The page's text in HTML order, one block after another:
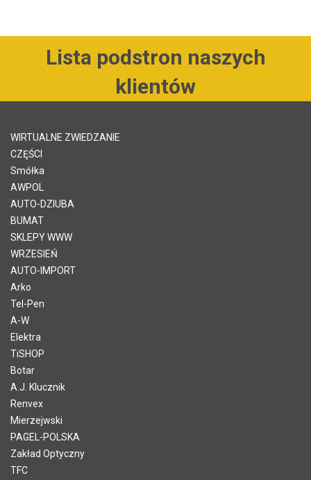
Lista podstron naszych
klientów
WIRTUALNE ZWIEDZANIE
CZĘŚCI
Smółka
AWPOL
AUTO-DZIUBA
BUMAT
SKLEPY WWW
WRZESIEŃ
AUTO-IMPORT
Arko
Tel-Pen
A-W
Elektra
TiSHOP
Botar
A.J. Klucznik
Renvex
Mierzejwski
PAGEL-POLSKA
Zakład Optyczny
TFC